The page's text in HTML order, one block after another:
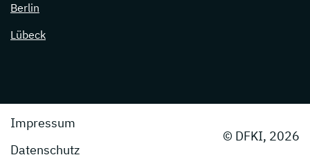
Berlin
Lübeck
Impressum
Datenschutz
© DFKI, 2026